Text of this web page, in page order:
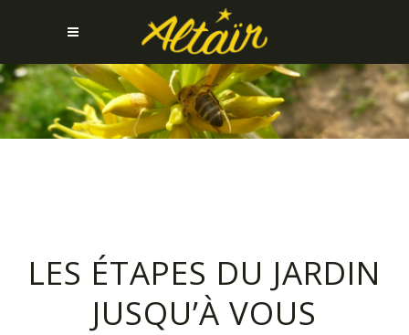
LES ÉTAPES DU JARDIN
JUSQU’À VOUS